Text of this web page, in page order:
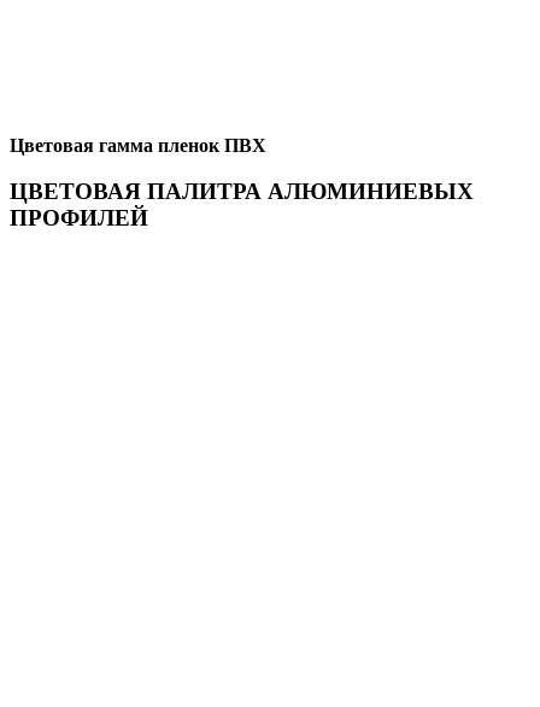
Цветовая гамма пленок ПВХ
ЦВЕТОВАЯ ПАЛИТРА АЛЮМИНИЕВЫХ
ПРОФИЛЕЙ